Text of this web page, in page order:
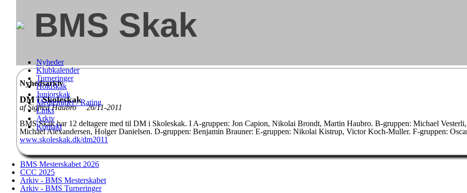
BMS Skak
Nyheder
Klubkalender
Turneringer
Holdskak
Juniorskak
Medlemmer / Rating
Links
Arkiv
Kontakt
Nyhedsarkiv
DM i Skoleskak
af Sigfred Haubro 26/11-2011
BMS Skak har 12 deltagere med til DM i Skoleskak. I A-gruppen: Jon Capion, Nikolai Brondt, Martin Haubro. B-gruppen: Michael Vesterli,
Michael Alexandersen, Holger Danielsen. D-gruppen: Benjamin Brauner: E-gruppen: Nikolai Kistrup, Victor Koch-Muller. F-gruppen:
www.skoleskak.dk/dm2011
BMS Mesterskabet 2026
CCC 2025
Arkiv - BMS Mesterskabet
Arkiv - BMS Turneringer